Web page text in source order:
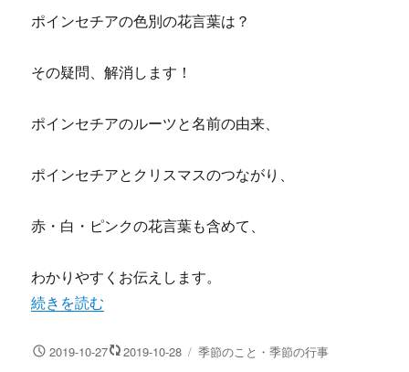
ポインセチアの色別の花言葉は？
その疑問、解消します！
ポインセチアのルーツと名前の由来、
ポインセチアとクリスマスのつながり、
赤・白・ピンクの花言葉も含めて、
わかりやすくお伝えします。
“クリスマスにポインセチアを飾るのはなぜ？色別の花言
続きを読む
投 2019-10-27 2019-10-28
カ
季節のこと・季節の行事